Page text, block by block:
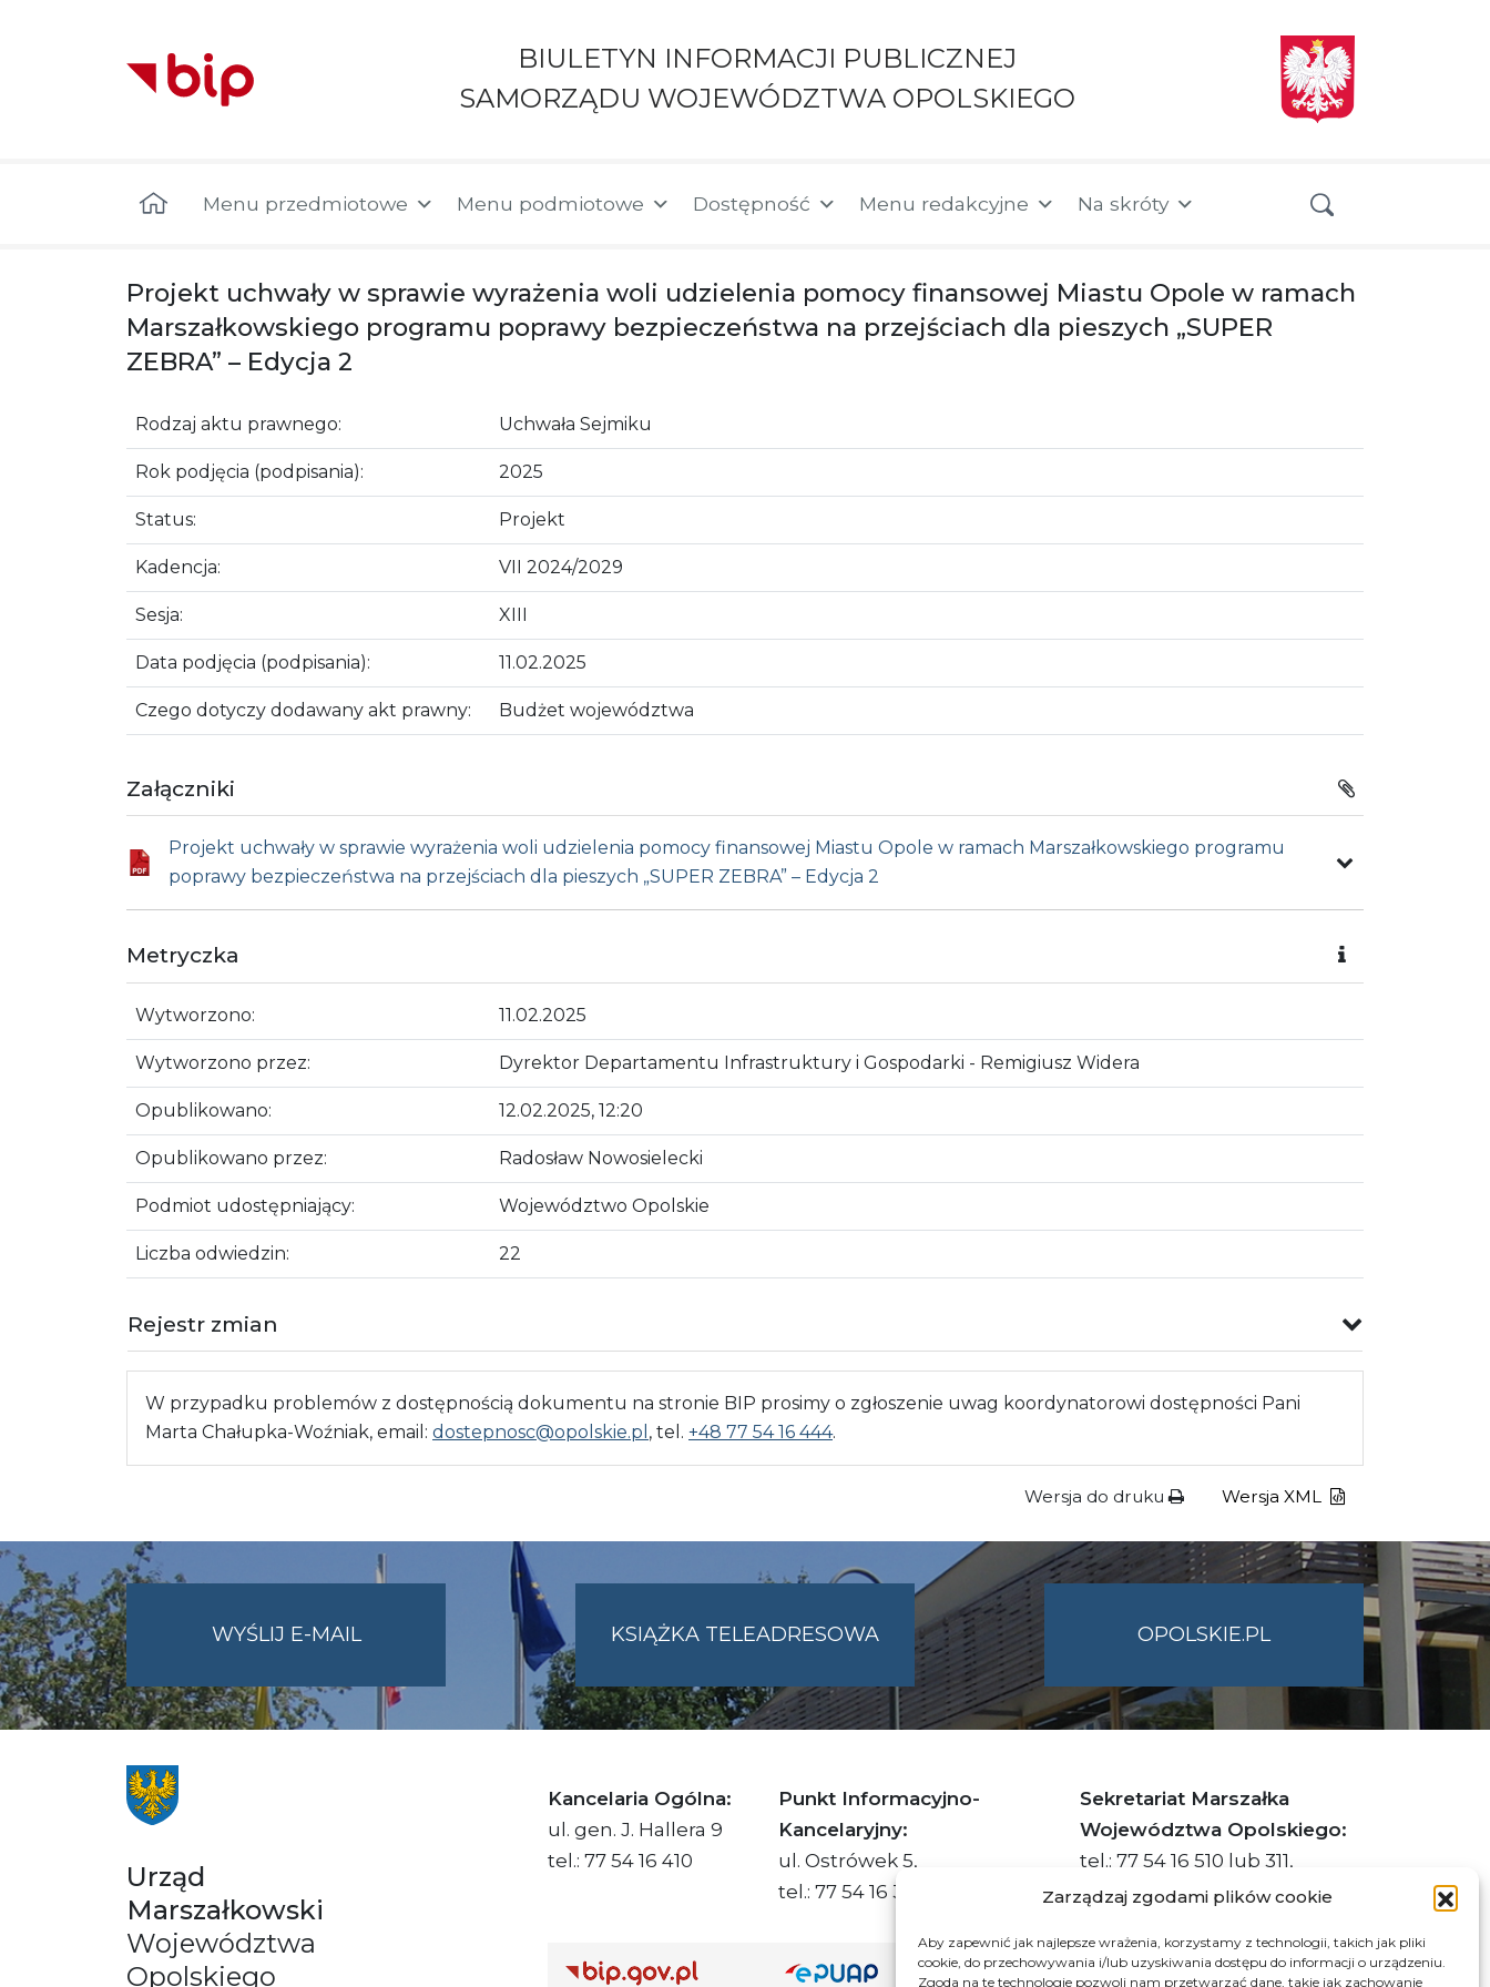
Zarządzaj zgodami plików cookie
Aby zapewnić jak najlepsze wrażenia, korzystamy z technologii, takich jak pliki
cookie, do przechowywania i/lub uzyskiwania dostępu do informacji o urządzeniu.
Zgoda na te technologie pozwoli nam przetwarzać dane, takie jak zachowanie
BIULETYN INFORMACJI PUBLICZNEJ
SAMORZĄDU WOJEWÓDZTWA OPOLSKIEGO
Menu przedmiotowe Menu podmiotowe Dostępność Menu redakcyjne Na skróty
Projekt uchwały w sprawie wyrażenia woli udzielenia pomocy finansowej Miastu Opole w ramach
Marszałkowskiego programu poprawy bezpieczeństwa na przejściach dla pieszych „SUPER
ZEBRA” – Edycja 2
Rodzaj aktu prawnego: Uchwała Sejmiku
Rok podjęcia (podpisania): 2025
Status: Projekt
Kadencja: VII 2024/2029
Sesja: XIII
Data podjęcia (podpisania): 11.02.2025
Czego dotyczy dodawany akt prawny: Budżet województwa
Załączniki
Projekt uchwały w sprawie wyrażenia woli udzielenia pomocy finansowej Miastu Opole w ramach Marszałkowskiego programu
poprawy bezpieczeństwa na przejściach dla pieszych „SUPER ZEBRA” – Edycja 2
Metryczka
Wytworzono: 11.02.2025
Wytworzono przez: Dyrektor Departamentu Infrastruktury i Gospodarki - Remigiusz Widera
Opublikowano: 12.02.2025, 12:20
Opublikowano przez: Radosław Nowosielecki
Podmiot udostępniający: Województwo Opolskie
Liczba odwiedzin: 22
Rejestr zmian
W przypadku problemów z dostępnością dokumentu na stronie BIP prosimy o zgłoszenie uwag koordynatorowi dostępności Pani
Marta Chałupka-Woźniak, email: dostepnosc@opolskie.pl , tel. +48 77 54 16 444.
Wersja do druku Wersja XML
WYŚLIJ E-MAILNA
UMWO@OPOLSKIE.PL
KSIĄŻKA TELEADRESOWA OPOLSKIE.PL
Urząd
Marszałkowski
Województwa
Opolskiego
Kancelaria Ogólna:
ul. gen. J. Hallera 9
tel.: 77 54 16 410
Punkt Informacyjno-
Kancelaryjny:
ul. Ostrówek 5,
tel.: 77 54 16 332
Sekretariat Marszałka
Województwa Opolskiego:
tel.: 77 54 16 510 lub 311,
faks: 77 54 16 512
Adres ePUAP Urzędu: /q877fxtk55/SkrytkaESP